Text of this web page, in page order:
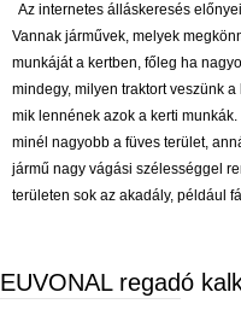
Az internetes álláskeresés előnyei
Vannak járművek, melyek
munkáját a kertben, főleg ha
mindegy, milyen traktort veszünk
mik lennének azok a kerti
minél nagyobb a füves terület,
jármű nagy vágási szélességgel
területen sok az akadály, például
EUVONAL regadó